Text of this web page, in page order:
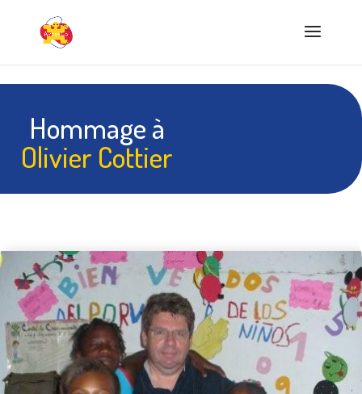
Hommage à
Olivier Cottier